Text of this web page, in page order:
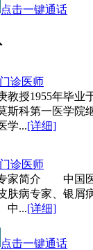
点击一键通话
门诊医师
授1955年毕业于
斯科第一医学院
学...[详细]
门诊医师
中国医学
肤病专家、银屑
中...[详细]
点击一键通话